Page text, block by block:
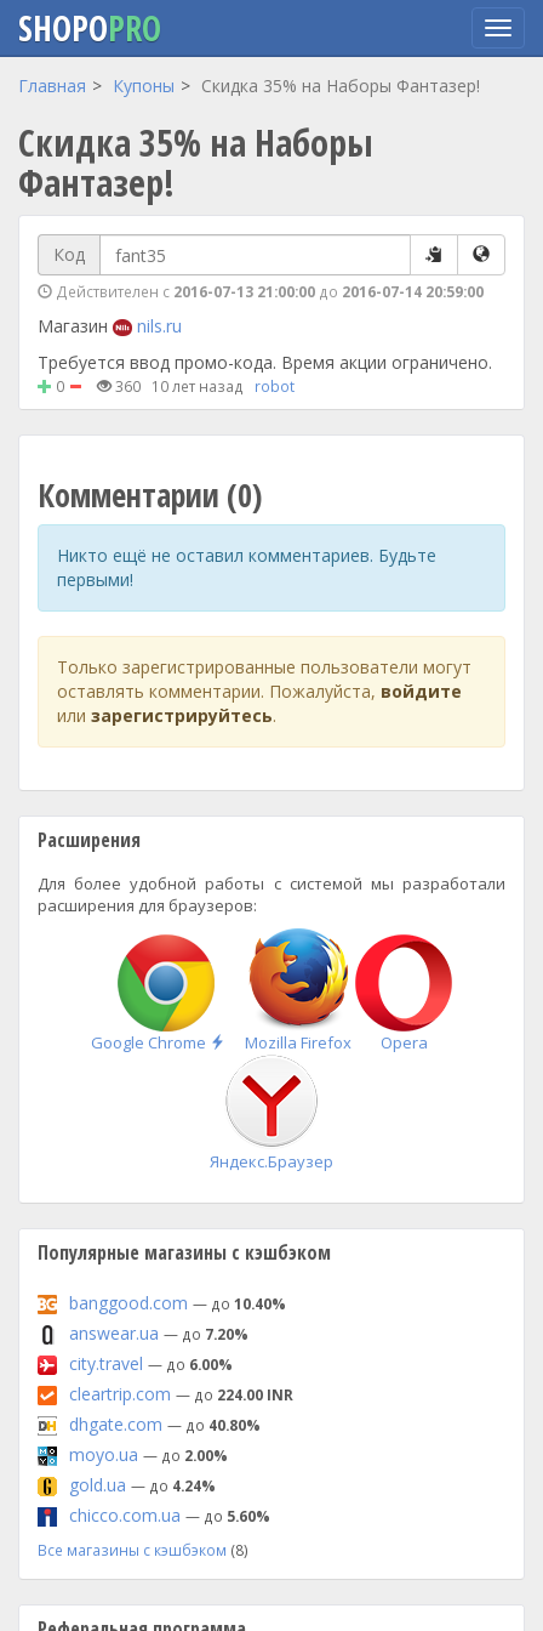
Перейти
основному
содержанию
SHOPOPRO
Главная Купоны Скидка 35% на Наборы Фантазер!
Скидка 35% на Наборы
Фантазер!
Код
Действителен с 2016-07-13 21:00:00 до 2016-07-14 20:59:00
Магазин
nils.ru
Требуется ввод промо-кода. Время акции ограничено.
0 360 10 лет назад robot
Комментарии (0)
Никто ещё не оставил комментариев. Будьте
первыми!
Только зарегистрированные пользователи могут
оставлять комментарии. Пожалуйста, войдите
или зарегистрируйтесь.
Расширения
Для более удобной работы с системой мы разработали
расширения для браузеров:
Google Chrome
Быстрая
установка
Mozilla Firefox Opera
Яндекс.Браузер
Популярные магазины с кэшбэком
banggood.com — до 10.40%
answear.ua — до 7.20%
city.travel — до 6.00%
cleartrip.com — до 224.00 INR
dhgate.com — до 40.80%
moyo.ua — до 2.00%
gold.ua — до 4.24%
chicco.com.ua — до 5.60%
Все магазины с кэшбэком (8)